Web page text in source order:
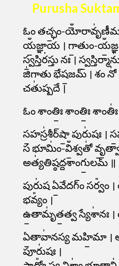
Purusha
ఓం తచ్ఛం॒-
యఀ॒జ్ఞాయ॑ । గా॒తుం-
స్వ॒స్తిర॑స్తు నః ।
జి॑గాతు భేష॒జమ్ । శం నో॑
చతు॑ష్పదే ।
ఓం శాంతిః॒ శాంతిః॒ శాంతిః॑
స॒హస్ర॑శీర్​షా॒ పురు॑షః ।
స భూమిం॑-విఀ॒శ్వతో॑ వృ॒త్వా
అత్య॑తిష్ఠద్దశాంగు॒లమ్ ॥
పురు॑ష ఏ॒వేదగ్ం
భవ్యం᳚ ।
ఉ॒తామృ॑త॒త్వ స్యేశా॑నః
ఏ॒తావా॑నస్య మహి॒మా ।
పూరు॑షః ।